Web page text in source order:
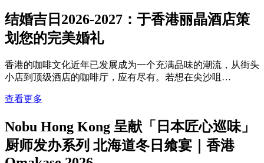
结婚吉日2026-2027：于香港丽晶酒店策
划您的完美婚礼
香港的咖啡文化近年已发展成为一个充满品味的潮流，从街头
小店到顶级酒店的咖啡厅，应有尽有。若想在尖沙咀…
查看更多
Nobu Hong Kong 呈献「日本匠心巡味」
厨师发办系列 北海道冬日飨宴｜香港